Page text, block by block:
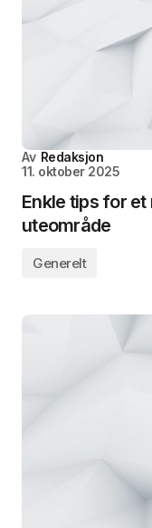
Av Redaksjon
11. oktober 2025
Enkle tips for
uteområde
Generelt